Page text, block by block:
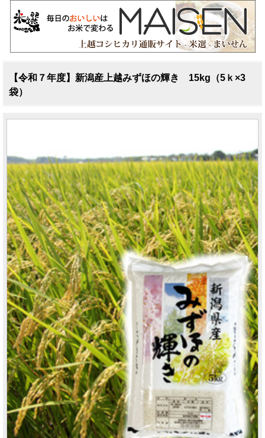
【令和７年度】新潟産上越みずほの輝き 15kg（5ｋ×3
袋）